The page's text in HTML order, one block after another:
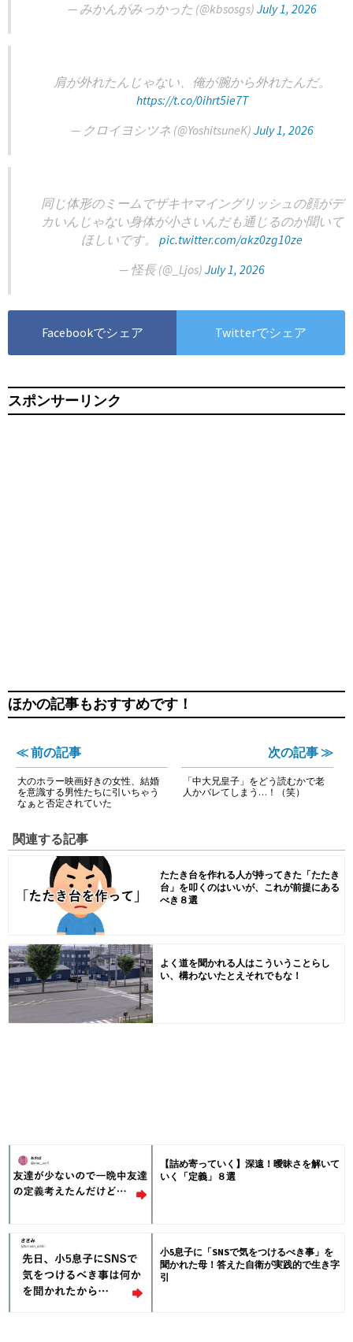
— みかんがみっかった (@kbsosgs) July 1, 2026
肩が外れたんじゃない、俺が腕から外れたんだ。
https://t.co/0ihrt5ie7T
— クロイヨシツネ (@YoshitsuneK) July 1, 2026
同じ体形のミームでザキヤマイングリッシュの顔がデ
カいんじゃない身体が小さいんだも通じるのか聞いて
ほしいです。 pic.twitter.com/akz0zg10ze
— 怪長 (@_Ljos) July 1, 2026
Facebookでシェア Twitterでシェア
スポンサーリンク
ほかの記事もおすすめです！
≪ 前の記事
大のホラー映画好きの女性、結婚
を意識する男性たちに引いちゃう
なぁと否定されていた
次の記事 ≫
「中大兄皇子」をどう読むかで老
人かバレてしまう…！（笑）
関連する記事
たたき台を作れる人が持ってきた「たたき
台」を叩くのはいいが、これが前提にある
べき８選
よく道を聞かれる人はこういうことらし
い、構わないたとえそれでもな！
【詰め寄っていく】深遠！曖昧さを解いて
いく「定義」８選
小5息子に「SNSで気をつけるべき事」を
聞かれた母！答えた自衛が実践的で生き字
引